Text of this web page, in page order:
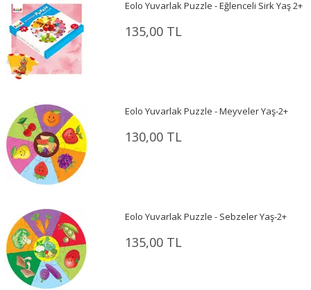
Eolo Yuvarlak Puzzle - Eğlenceli Sirk Yaş 2+
135,00 TL
Eolo Yuvarlak Puzzle - Meyveler Yaş-2+
130,00 TL
Eolo Yuvarlak Puzzle - Sebzeler Yaş-2+
135,00 TL